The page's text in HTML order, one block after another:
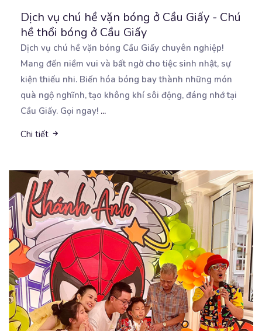
Dịch vụ chú hề vặn bóng ở Cầu Giấy - Chú
hề thổi bóng ở Cầu Giấy
Dịch vụ chú hề vặn bóng Cầu Giấy chuyên nghiệp!
Mang đến niềm vui và bất ngờ cho tiệc sinh nhật, sự
kiện thiếu nhi. Biến hóa bóng bay thành những món
quà ngộ nghĩnh, tạo không khí sôi động, đáng nhớ tại
Cầu Giấy. Gọi ngay! ...
Chi tiết